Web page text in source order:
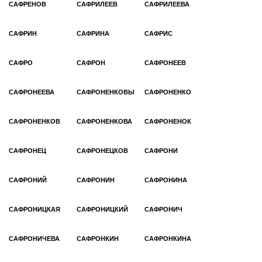
САФРЕНОВ САФРИЛЕЕВ САФРИЛЕЕВА
САФРИН САФРИНА САФРИС
САФРО САФРОН САФРОНЕЕВ
САФРОНЕЕВА САФРОНЕНКОВЫ САФРОНЕНКО
САФРОНЕНКОВ САФРОНЕНКОВА САФРОНЕНОК
САФРОНЕЦ САФРОНЕЦКОВ САФРОНИ
САФРОНИЙ САФРОНИН САФРОНИНА
САФРОНИЦКАЯ САФРОНИЦКИЙ САФРОНИЧ
САФРОНИЧЕВА САФРОНКИН САФРОНКИНА